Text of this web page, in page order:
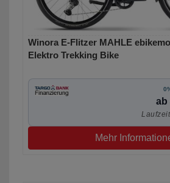
Winora E-Flitzer MAHLE
Elektro Trekking Bike
ab
Mehr